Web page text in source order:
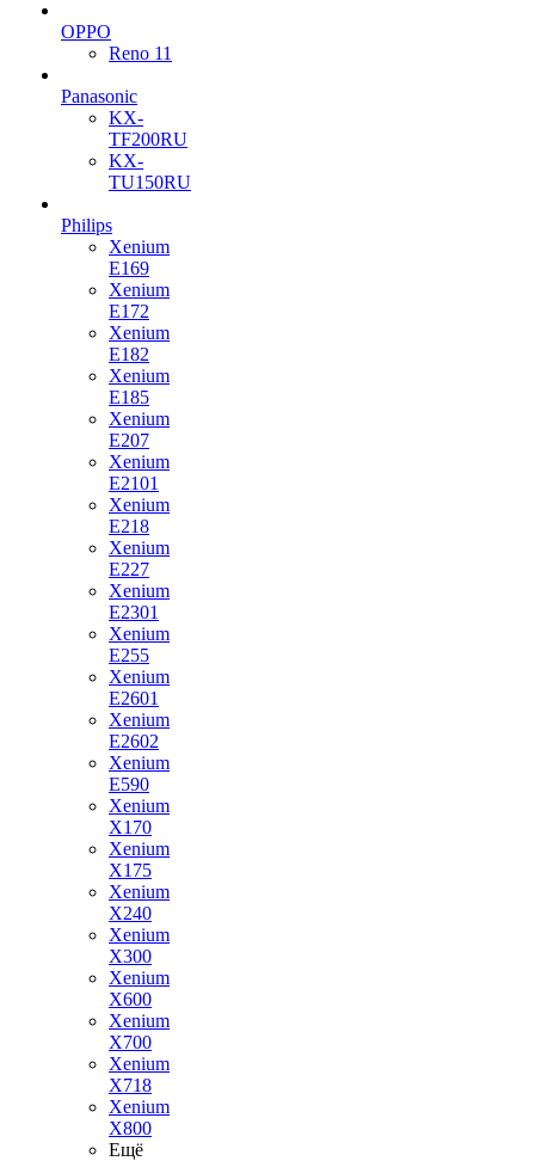
OPPO
Reno 11
Panasonic
KX-
TF200RU
KX-
TU150RU
Philips
Xenium
E169
Xenium
E172
Xenium
E182
Xenium
E185
Xenium
E207
Xenium
E2101
Xenium
E218
Xenium
E227
Xenium
E2301
Xenium
E255
Xenium
E2601
Xenium
E2602
Xenium
E590
Xenium
X170
Xenium
X175
Xenium
X240
Xenium
X300
Xenium
X600
Xenium
X700
Xenium
X718
Xenium
X800
Ещё